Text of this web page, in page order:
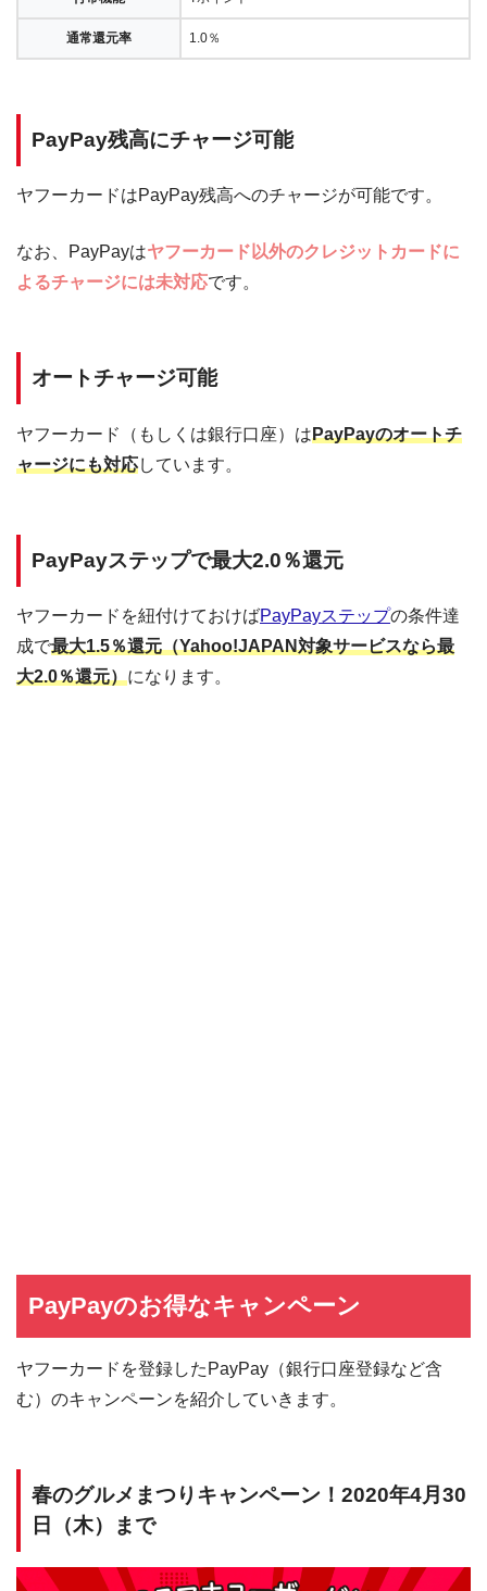
通常還元率 1.0％
PayPay残高にチャージ可能
ヤフーカードはPayPay残高へのチャージが可能です。
なお、PayPayはヤフーカード以外のクレジットカードに
よるチャージには未対応です。
オートチャージ可能
ヤフーカード（もしくは銀行口座）はPayPayのオートチ
ャージにも対応しています。
PayPayステップで最大2.0％還元
ヤフーカードを紐付けておけばPayPayステップの条件達
成で最大1.5％還元（Yahoo!JAPAN対象サービスなら最
大2.0％還元）になります。
PayPayのお得なキャンペーン
ヤフーカードを登録したPayPay（銀行口座登録など含
む）のキャンペーンを紹介していきます。
春のグルメまつりキャンペーン！2020年4月30
日（木）まで